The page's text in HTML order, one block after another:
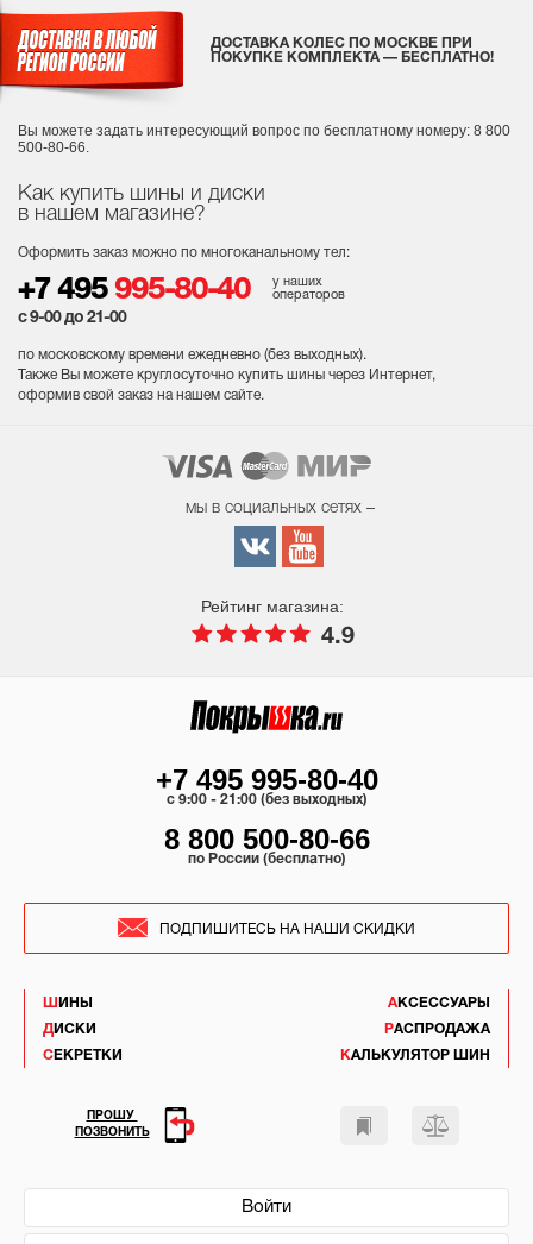
Как купить шины и диски
в нашем магазине?
Оформить заказ можно по многоканальному тел:
+7 495 995-80-40
у наших
операторов
с 9-00 до 21-00
по московскому времени ежедневно (без выходных).
Также Вы можете круглосуточно купить шины через Интернет,
оформив свой заказ на нашем сайте.
ДОСТАВКА КОЛЕС ПО МОСКВЕ ПРИ
ПОКУПКЕ КОМПЛЕКТА — БЕСПЛАТНО!
Вы можете задать интересующий вопрос по бесплатному номеру: 8 800
500-80-66.
мы в социальных сетях –
Рейтинг магазина:
4.9
ШИНЫ
ДИСКИ
СЕКРЕТКИ
АКСЕССУАРЫ
РАСПРОДАЖА
КАЛЬКУЛЯТОР ШИН
Войти
+7 495 995-80-40
c 9:00 - 21:00 (без выходных)
8 800 500-80-66
по России (бесплатно)
ПОДПИШИТЕСЬ НА НАШИ СКИДКИ
ПРОШУ
ПОЗВОНИТЬ